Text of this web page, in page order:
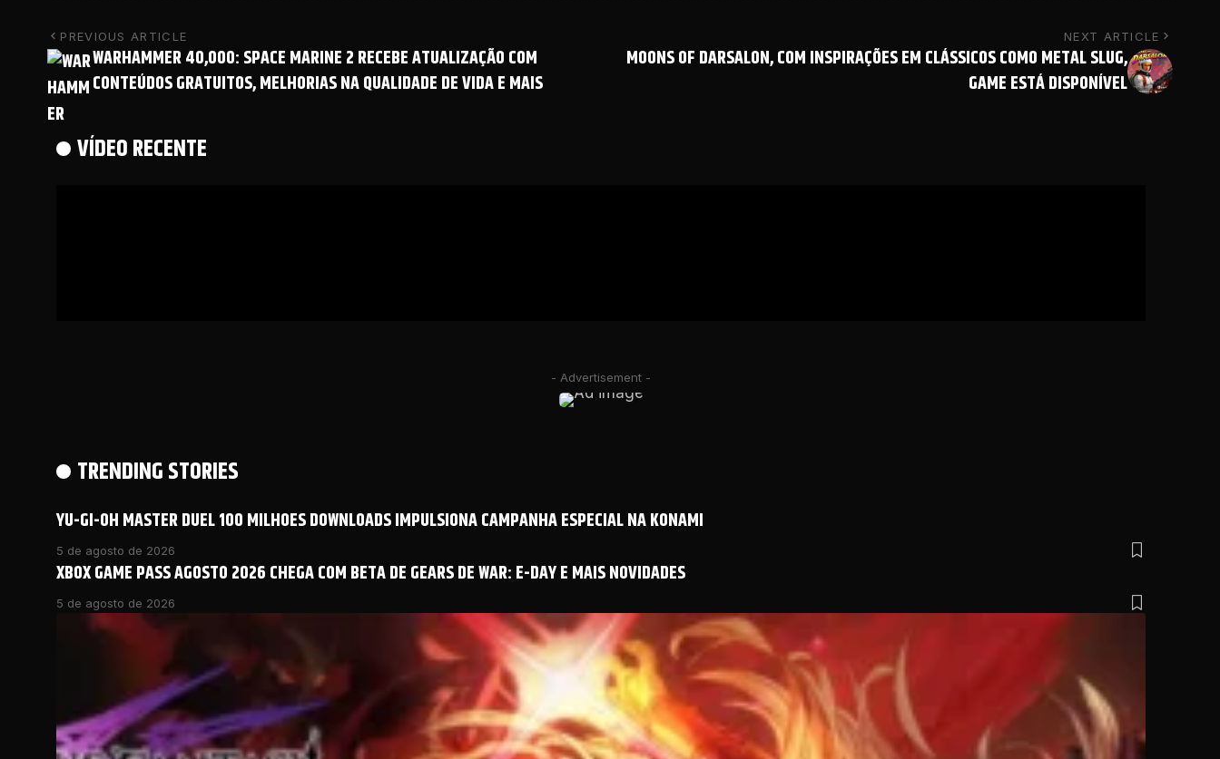
PREVIOUS ARTICLE
WARHAMMER 40,000: SPACE MARINE 2 RECEBE ATUALIZAÇÃO COM
CONTEÚDOS GRATUITOS, MELHORIAS NA QUALIDADE DE VIDA E MAIS
NEXT ARTICLE
MOONS OF DARSALON, COM INSPIRAÇÕES EM CLÁSSICOS COMO METAL SLUG,
GAME ESTÁ DISPONÍVEL
VÍDEO RECENTE
- Advertisement -
TRENDING STORIES
YU-GI-OH MASTER DUEL 100 MILHOES DOWNLOADS IMPULSIONA CAMPANHA ESPECIAL NA KONAMI
5 de agosto de 2026
XBOX GAME PASS AGOSTO 2026 CHEGA COM BETA DE GEARS DE WAR: E-DAY E MAIS NOVIDADES
5 de agosto de 2026